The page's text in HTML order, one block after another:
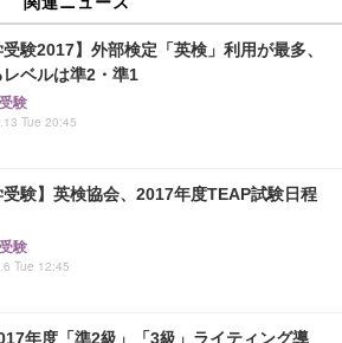
受験2017】外部検定「英検」利用が最多、
ベルは準2・準1
験
Tue 20:45
受験】英検協会、2017年度TEAP試験日程
験
Tue 12:45
年度「準2級」「3級」ライティング導